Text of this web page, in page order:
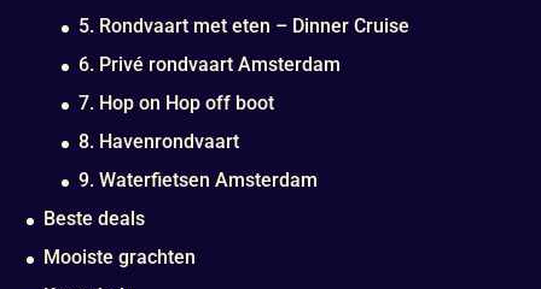
5. Rondvaart met eten – Dinner Cruise
6. Privé rondvaart Amsterdam
7. Hop on Hop off boot
8. Havenrondvaart
9. Waterfietsen Amsterdam
Beste deals
Mooiste grachten